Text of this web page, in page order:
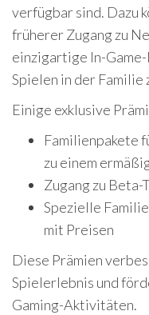
verfügbar sind. Dazu
früherer Zugang zu
einzigartige In-
Spielen in der Familie
Einige exklusive
Familienpakete
zu einem
Zugang zu Beta-
Spezielle
mit Preisen
Diese Prämien
Spielerlebnis und
Gaming-Aktivitäten.